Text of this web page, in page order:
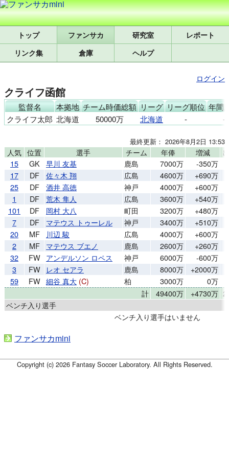
トップ 研究室
レポート
リンク集
倉庫 ヘルプ
ログイン
クライフ函館
監督名 本拠地 チーム時価総額 リーグ リーグ順位 年間
クライフ太郎 北海道 50000万 北海道 - -
最終更新： 2026年8月2日 13:53
人気 位置 選手 チーム 年俸 増減
15
GK 早川 友基 鹿島 7000万 -350万
17
DF 佐々木 翔 広島 4600万 +690万
25
DF 酒井 高徳 神戸 4000万 +600万
1
DF 荒木 隼人 広島 3600万 +540万
101
DF 岡村 大八 町田 3200万 +480万
7
DF マテウス トゥーレル 神戸 3400万 +510万
20
MF 川辺 駿 広島 4000万 +600万
2
MF マテウス ブエノ 鹿島 2600万 +260万
32
FW アンデルソン ロペス 神戸 6000万 -600万
3
FW レオ セアラ 鹿島 8000万 +2000万
59
FW 細谷 真大 (C) 柏 3000万 0万
計
49400万 +4730万
ベンチ入り選手
ベンチ入り選手はいません
ファンサカmini
Copyright (c) 2026 Fantasy Soccer Laboratory. All Rights Reserved.